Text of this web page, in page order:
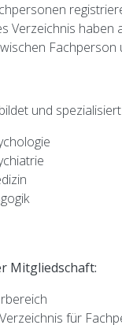
Verzeichnis
und
Mitgliedschaft:
für